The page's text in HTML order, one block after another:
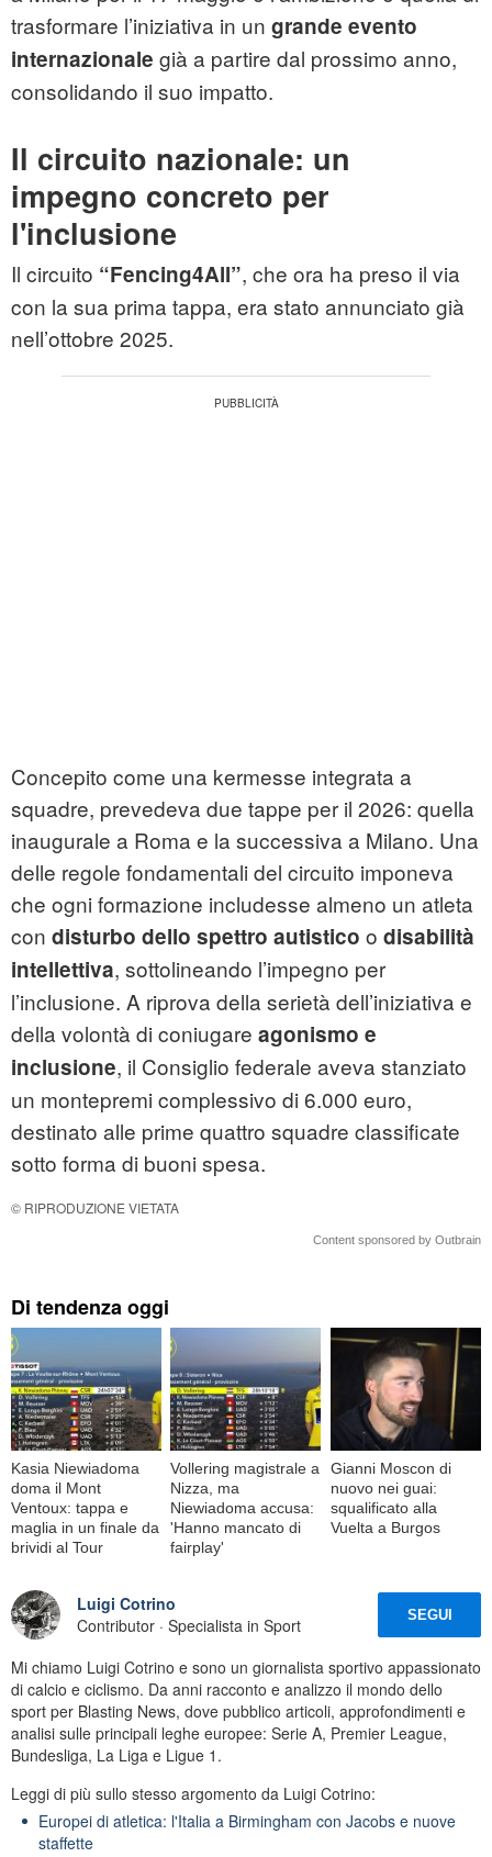
trasformare l’iniziativa in un grande evento
internazionale già a partire dal prossimo anno,
consolidando il suo impatto.
Il circuito nazionale: un
impegno concreto per
l'inclusione
Il circuito “Fencing4All”, che ora ha preso il via
con la sua prima tappa, era stato annunciato già
nell’ottobre 2025.
Concepito come una kermesse integrata a
squadre, prevedeva due tappe per il 2026: quella
inaugurale a Roma e la successiva a Milano. Una
delle regole fondamentali del circuito imponeva
che ogni formazione includesse almeno un atleta
con disturbo dello spettro autistico o disabilità
intellettiva, sottolineando l’impegno per
l’inclusione. A riprova della serietà dell’iniziativa e
della volontà di coniugare agonismo e
inclusione, il Consiglio federale aveva stanziato
un montepremi complessivo di 6.000 euro,
destinato alle prime quattro squadre classificate
sotto forma di buoni spesa.
© RIPRODUZIONE VIETATA
Content sponsored by Outbrain
Di tendenza oggi
Kasia Niewiadoma
doma il Mont
Ventoux: tappa e
maglia in un finale da
brividi al Tour
Vollering magistrale a
Nizza, ma
Niewiadoma accusa:
'Hanno mancato di
fairplay'
Gianni Moscon di
nuovo nei guai:
squalificato alla
Vuelta a Burgos
Luigi Cotrino
Contributor · Specialista in Sport
SEGUI
Mi chiamo Luigi Cotrino e sono un giornalista sportivo appassionato
di calcio e ciclismo. Da anni racconto e analizzo il mondo dello
sport per Blasting News, dove pubblico articoli, approfondimenti e
analisi sulle principali leghe europee: Serie A, Premier League,
Bundesliga, La Liga e Ligue 1.
Leggi di più sullo stesso argomento da Luigi Cotrino:
Europei di atletica: l'Italia a Birmingham con Jacobs e nuove
staffette